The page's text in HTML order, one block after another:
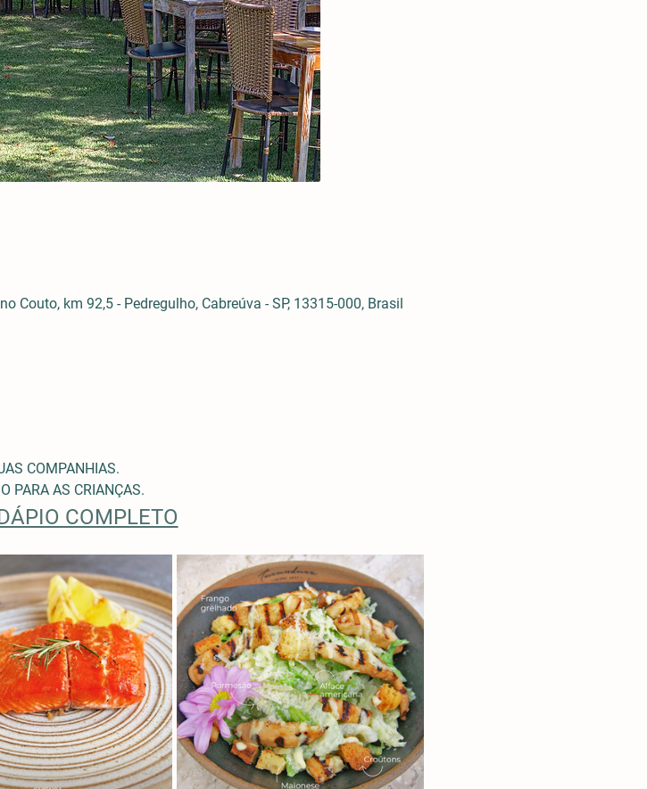
Couto, km 92,5 - Pedregulho, Cabreúva - SP, 13315-000, Brasil
COMPANHIAS.
PARA AS CRIANÇAS.
COMPLETO